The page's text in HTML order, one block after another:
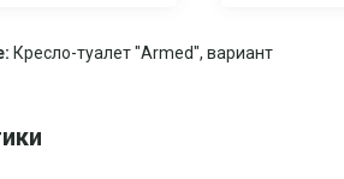
Кресло-туалет "Armed", вариант